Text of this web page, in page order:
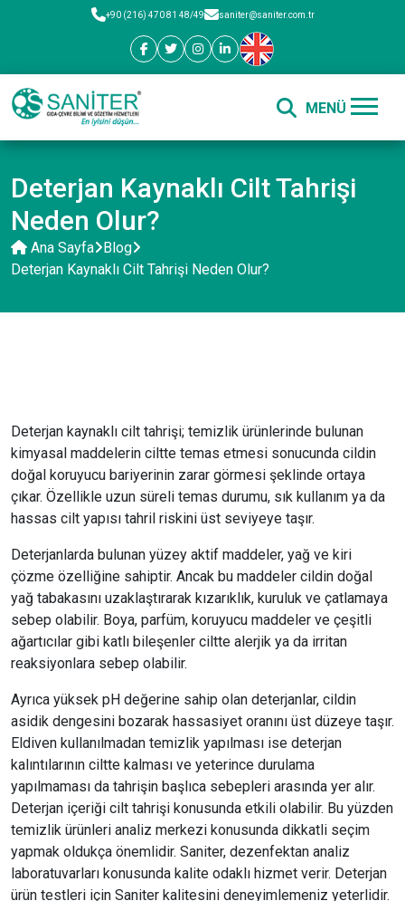
+90 (216) 470 81 48/49 saniter@saniter.com.tr
Deterjan Kaynaklı Cilt Tahrişi
Neden Olur?
Ana Sayfa Blog
Deterjan Kaynaklı Cilt Tahrişi Neden Olur?
Deterjan kaynaklı cilt tahrişi; temizlik ürünlerinde bulunan
kimyasal maddelerin ciltte temas etmesi sonucunda cildin
doğal koruyucu bariyerinin zarar görmesi şeklinde ortaya
çıkar. Özellikle uzun süreli temas durumu, sık kullanım ya da
hassas cilt yapısı tahril riskini üst seviyeye taşır.
Deterjanlarda bulunan yüzey aktif maddeler, yağ ve kiri
çözme özelliğine sahiptir. Ancak bu maddeler cildin doğal
yağ tabakasını uzaklaştırarak kızarıklık, kuruluk ve çatlamaya
sebep olabilir. Boya, parfüm, koruyucu maddeler ve çeşitli
ağartıcılar gibi katlı bileşenler ciltte alerjik ya da irritan
reaksiyonlara sebep olabilir.
Ayrıca yüksek pH değerine sahip olan deterjanlar, cildin
asidik dengesini bozarak hassasiyet oranını üst düzeye taşır.
Eldiven kullanılmadan temizlik yapılması ise deterjan
kalıntılarının ciltte kalması ve yeterince durulama
yapılmaması da tahrişin başlıca sebepleri arasında yer alır.
Deterjan içeriği cilt tahrişi konusunda etkili olabilir. Bu yüzden
temizlik ürünleri analiz merkezi konusunda dikkatli seçim
yapmak oldukça önemlidir. Saniter, dezenfektan analiz
laboratuvarları konusunda kalite odaklı hizmet verir. Deterjan
ürün testleri için Saniter kalitesini deneyimlemeniz yeterlidir.